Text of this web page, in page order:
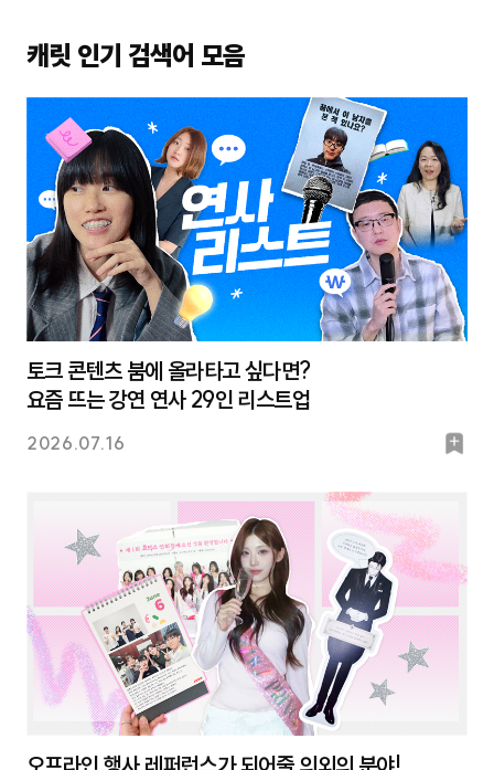
캐릿 인기 검색어 모음
2026.07.16
북
토크 콘텐츠 붐에 올라타고 싶다면?
요즘 뜨는 강연 연사 29인 리스트업